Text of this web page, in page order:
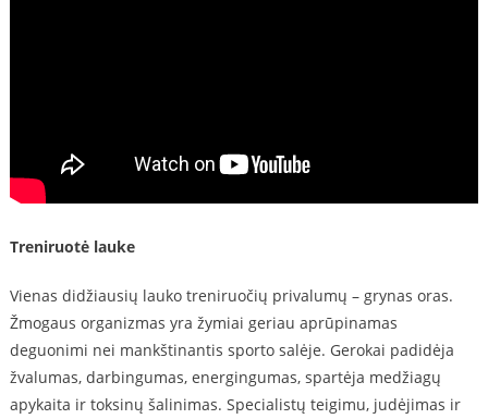
Treniruotė lauke
Vienas didžiausių lauko treniruočių privalumų – grynas oras.
Žmogaus organizmas yra žymiai geriau aprūpinamas
deguonimi nei mankštinantis sporto salėje. Gerokai padidėja
žvalumas, darbingumas, energingumas, spartėja medžiagų
apykaita ir toksinų šalinimas. Specialistų teigimu, judėjimas ir